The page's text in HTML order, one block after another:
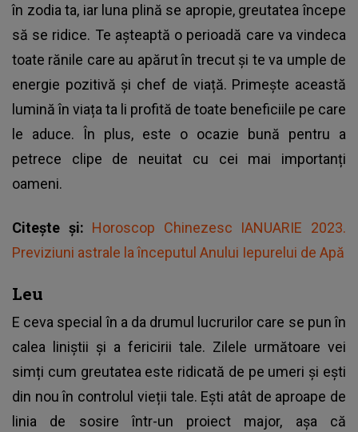
în zodia ta, iar luna plină se apropie, greutatea începe
să se ridice. Te așteaptă o perioadă care va vindeca
toate rănile care au apărut în trecut și te va umple de
energie pozitivă și chef de viață. Primește această
lumină în viața ta li profită de toate beneficiile pe care
le aduce. În plus, este o ocazie bună pentru a
petrece clipe de neuitat cu cei mai importanți
oameni.
Citește și: Horoscop Chinezesc IANUARIE 2023.
Previziuni astrale la începutul Anului Iepurelui de Apă
Leu
E ceva special în a da drumul lucrurilor care se pun în
calea liniștii și a fericirii tale. Zilele următoare vei
simți cum greutatea este ridicată de pe umeri și ești
din nou în controlul vieții tale. Ești atât de aproape de
linia de sosire într-un proiect major, așa că